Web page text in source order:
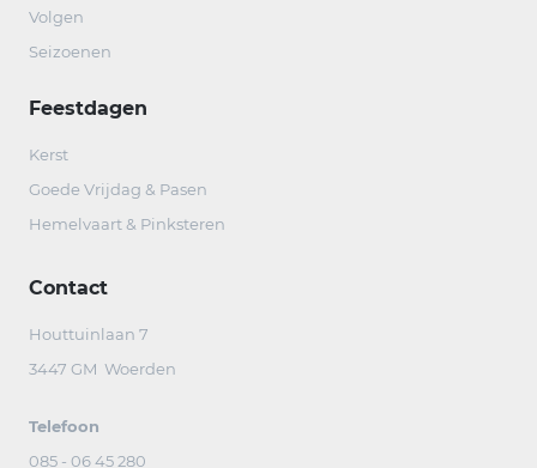
Volgen
Seizoenen
Feestdagen
Kerst
Goede Vrijdag & Pasen
Hemelvaart & Pinksteren
Contact
Houttuinlaan 7
3447 GM Woerden
Telefoon
085 - 06 45 280